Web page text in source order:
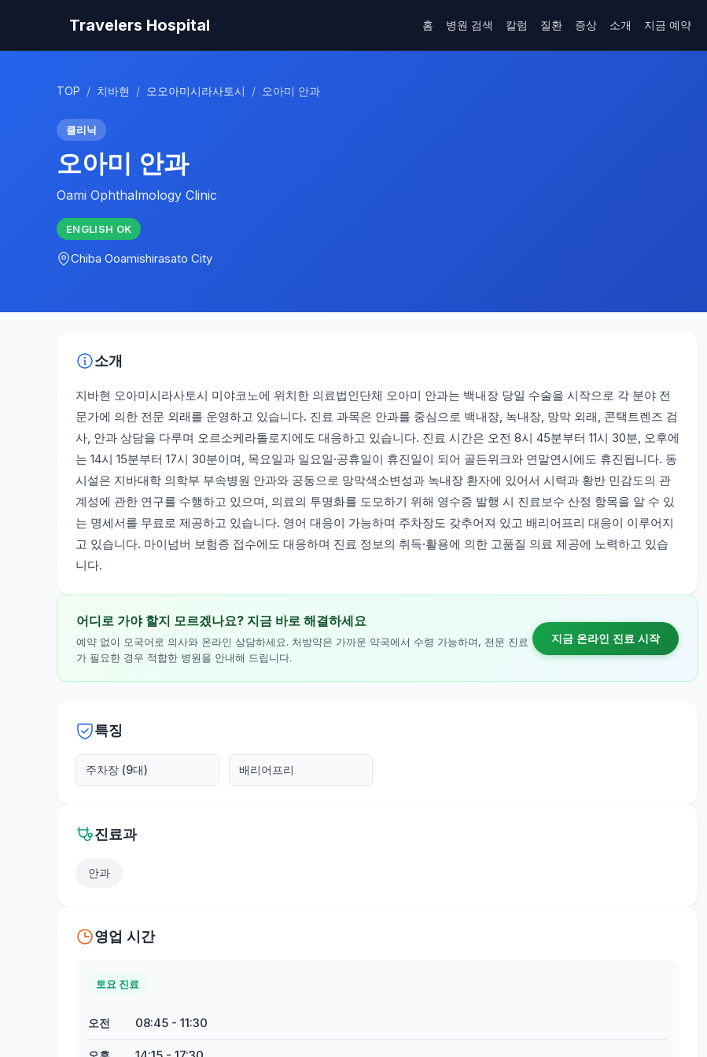
Travelers Hospital 홈 병원 검색 칼럼 질환 증상 소개 지금 예약
TOP / 치바현 / 오오아미시라사토시 / 오아미 안과
클리닉
오아미 안과
Oami Ophthalmology Clinic
ENGLISH OK
Chiba Ooamishirasato City
소개
지바현 오아미시라사토시 미야코노에 위치한 의료법인단체 오아미 안과는 백내장 당일 수술을 시작으로 각 분야 전
문가에 의한 전문 외래를 운영하고 있습니다. 진료 과목은 안과를 중심으로 백내장, 녹내장, 망막 외래, 콘택트렌즈 검
사, 안과 상담을 다루며 오르소케라톨로지에도 대응하고 있습니다. 진료 시간은 오전 8시 45분부터 11시 30분, 오후에
는 14시 15분부터 17시 30분이며, 목요일과 일요일·공휴일이 휴진일이 되어 골든위크와 연말연시에도 휴진됩니다. 동
시설은 지바대학 의학부 부속병원 안과와 공동으로 망막색소변성과 녹내장 환자에 있어서 시력과 황반 민감도의 관
계성에 관한 연구를 수행하고 있으며, 의료의 투명화를 도모하기 위해 영수증 발행 시 진료보수 산정 항목을 알 수 있
는 명세서를 무료로 제공하고 있습니다. 영어 대응이 가능하며 주차장도 갖추어져 있고 배리어프리 대응이 이루어지
고 있습니다. 마이넘버 보험증 접수에도 대응하며 진료 정보의 취득·활용에 의한 고품질 의료 제공에 노력하고 있습
니다.
어디로 가야 할지 모르겠나요? 지금 바로 해결하세요
예약 없이 모국어로 의사와 온라인 상담하세요. 처방약은 가까운 약국에서 수령 가능하며, 전문 진료
가 필요한 경우 적합한 병원을 안내해 드립니다.
지금 온라인 진료 시작
특징
주차장 (9대) 배리어프리
진료과
안과
영업 시간
토요 진료
오전 08:45 - 11:30